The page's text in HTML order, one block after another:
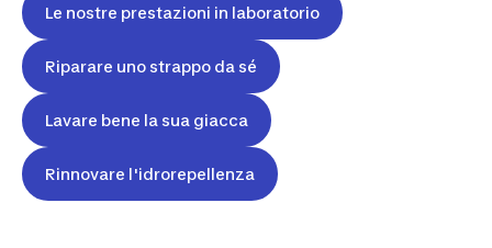
Le nostre prestazioni in laboratorio
Riparare uno strappo da sé
Lavare bene la sua giacca
Rinnovare l'idrorepellenza